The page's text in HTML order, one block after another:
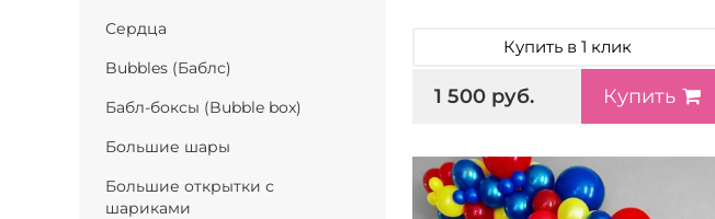
Сердца
Bubbles (Баблс)
Бабл-боксы (Bubble box)
Большие шары
Большие открытки с
шариками
Купить в 1 клик
1 500 руб. Купить